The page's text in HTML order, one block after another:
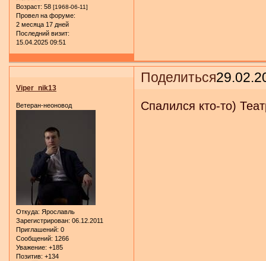
Возраст: 58 [1968-06-11]
Провел на форуме:
2 месяца 17 дней
Последний визит:
15.04.2025 09:51
Поделиться
Viper_nik13
Ветеран-неоновод
Откуда: Ярославль
Зарегистрирован: 06.12.2011
Приглашений: 0
Сообщений: 1266
Уважение: +185
Позитив: +134
Спалился кто-то)